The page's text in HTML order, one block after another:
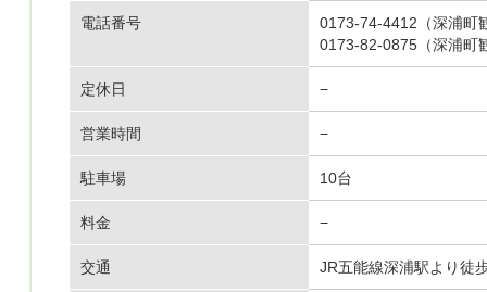
電話番号
0173-74-4412（深浦町
0173-82-0875（深浦町
定休日 −
営業時間 −
駐車場 10台
料金 −
交通 JR五能線深浦駅より徒